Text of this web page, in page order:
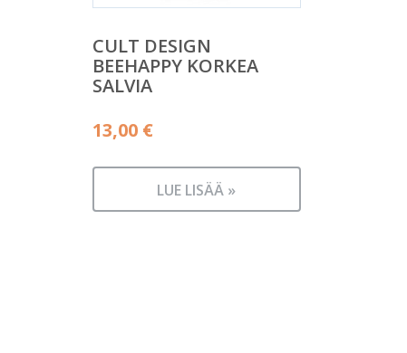
CULT DESIGN
BEEHAPPY KORKEA
SALVIA
13,00 €
LUE LISÄÄ »